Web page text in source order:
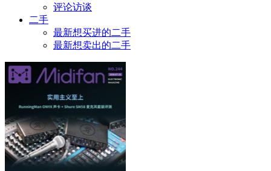
评论访谈
二手
最新想买进的二手
最新想卖出的二手